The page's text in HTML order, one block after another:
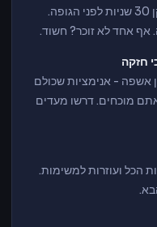
בכל פגישה - זכרו איפה ראיתם כל שחקן 30 שניות לפני הגופה.
אף אחד לא זוכר? חשוד.
אשפה - אנימציות שכולם
מוכחים. דרשו מעדים
הכל ועוזרות למשימות.